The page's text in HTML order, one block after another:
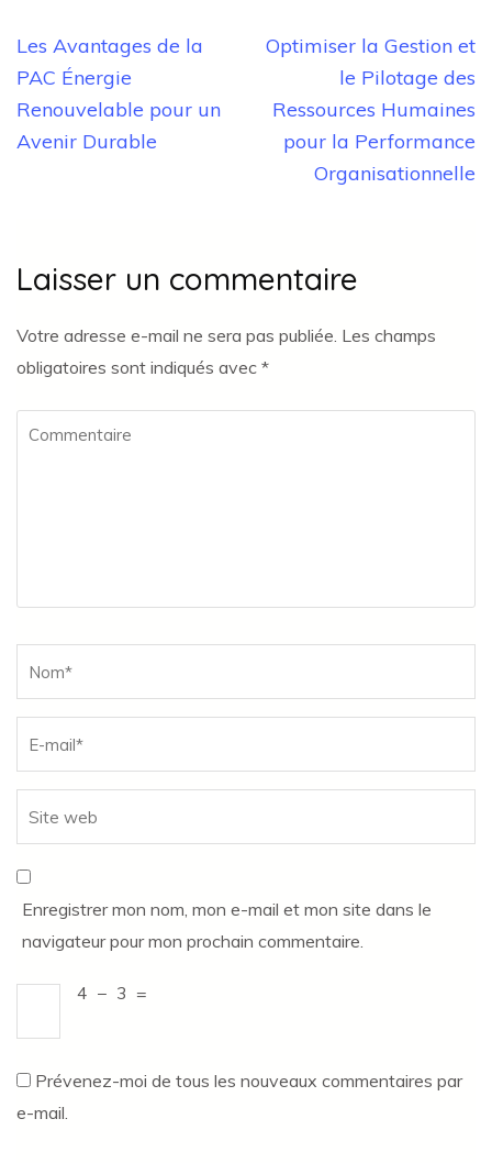
Navigation
de
l’article
Les Avantages de la
PAC Énergie
Renouvelable pour un
Avenir Durable
Optimiser la Gestion et
le Pilotage des
Ressources Humaines
pour la Performance
Organisationnelle
Laisser un commentaire
Votre adresse e-mail ne sera pas publiée. Les champs
obligatoires sont indiqués avec *
Commentaire
Enregistrer mon nom, mon e-mail et mon site dans le
navigateur pour mon prochain commentaire.
4 − 3 =
Prévenez-moi de tous les nouveaux commentaires par
e-mail.